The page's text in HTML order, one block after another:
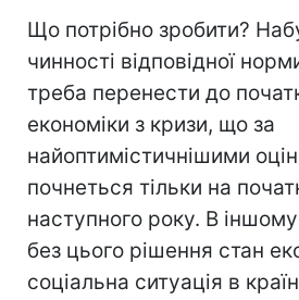
Що потрібно зробити?
чинності відповідної
треба перенести до
економіки з кризи, що за
найоптимістичнішими
почнеться тільки на
наступного року. В
без цього рішення стан
соціальна ситуація в